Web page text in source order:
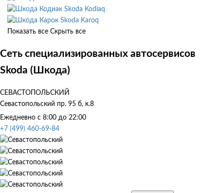
Skoda Kodiaq
Skoda Karoq
Показать все Скрыть все
Сеть специализированных автосервисов
Skoda (Шкода)
СЕВАСТОПОЛЬСКИЙ
Севастопольский пр. 95 б, к.8
Ежедневно с 8:00 до 22:00
+7 (499) 460-69-84